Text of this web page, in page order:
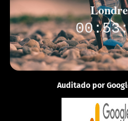
Auditado por